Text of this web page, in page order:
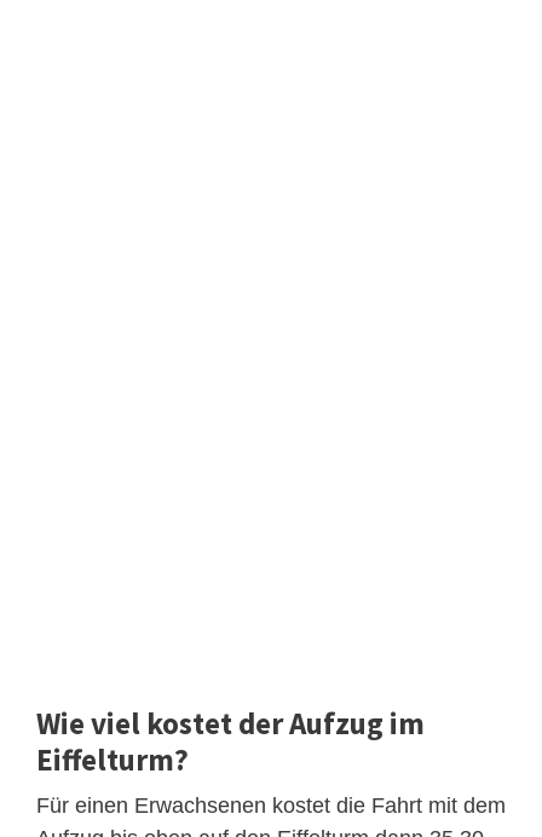
Wie viel kostet der Aufzug im
Eiffelturm?
Für einen Erwachsenen kostet die Fahrt mit dem